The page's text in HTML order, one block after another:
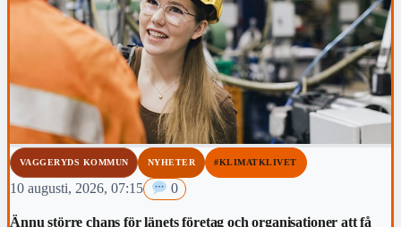
VAGGERYDS KOMMUN NYHETER #KLIMATKLIVET
10 augusti, 2026, 07:15 0
Ännu större chans för länets företag och organisationer att få